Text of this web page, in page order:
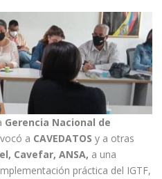
Gerencia Nacional de
a CAVEDATOS y a otras
Cavefar, ANSA, a una
práctica del IGTF,